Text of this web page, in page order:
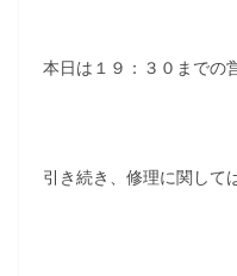
本日は１９：３０までの
引き続き、修理に関して